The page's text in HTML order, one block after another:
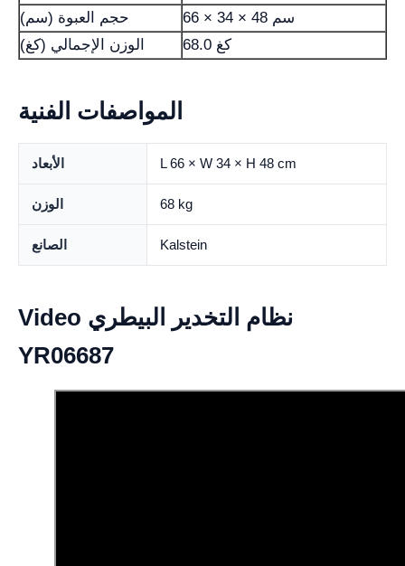
حجم العبوة (سم)
66 × 34 × 48 سم
الوزن الإجمالي (كغ)
68.0 كغ
المواصفات الفنية
الأبعاد L 66 × W 34 × H 48 cm
الوزن 68 kg
الصانع Kalstein
Video نظام التخدير البيطري
YR06687